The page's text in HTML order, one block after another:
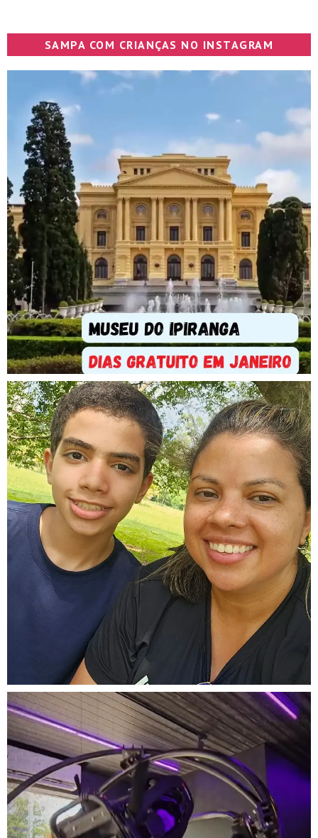
SAMPA COM CRIANÇAS NO INSTAGRAM